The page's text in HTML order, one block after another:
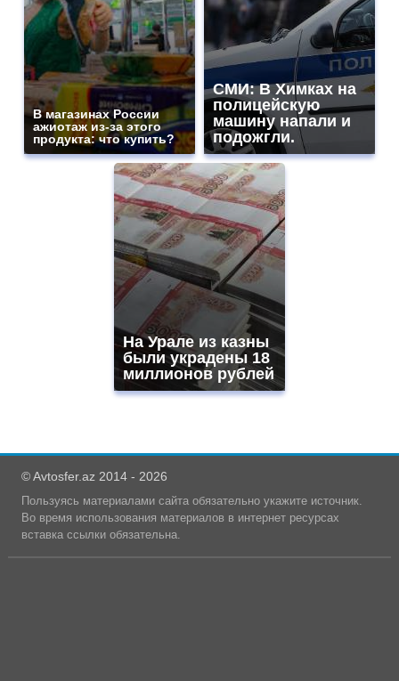
В магазинах России
ажиотаж из-за этого
продукта: что купить?
СМИ: В Химках на
полицейскую
машину напали и
подожгли.
На Урале из казны
были украдены 18
миллионов рублей
© Avtosfer.az 2014 - 2026
Пользуясь материалами сайта обязательно укажите источник.
Во время использования материалов в интернет ресурсах
вставка ссылки обязательна.